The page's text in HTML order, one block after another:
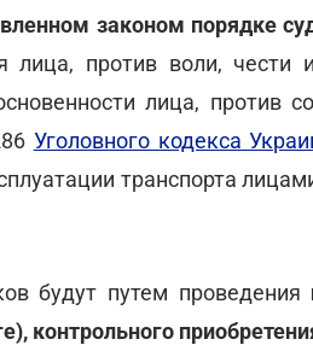
законом порядке
лица, против воли, чести
лица, против
Уголовного кодекса
транспорта
будут путем проведения
контрольного